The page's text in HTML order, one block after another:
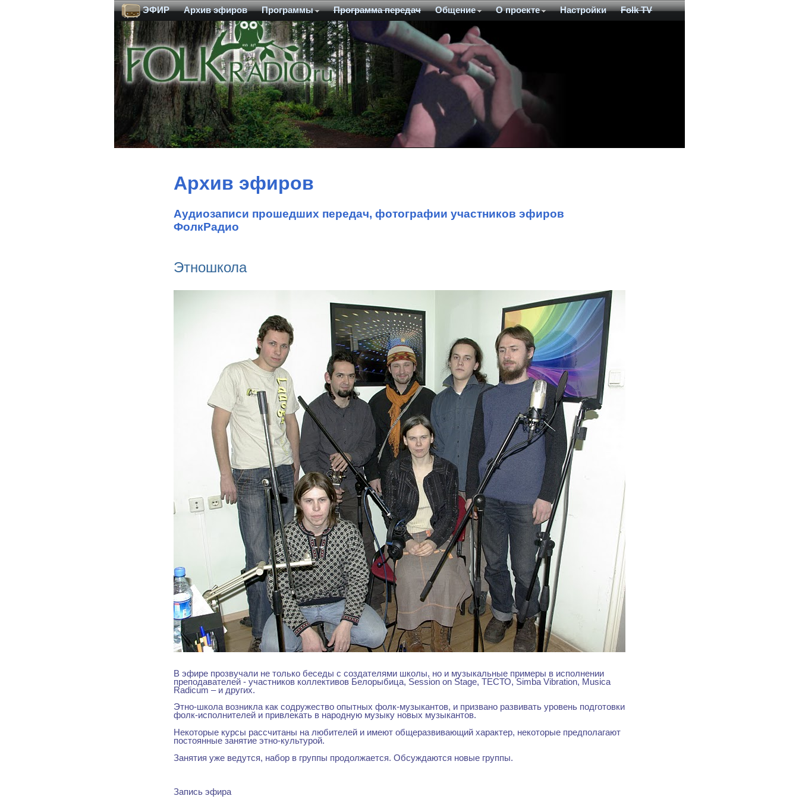
ЭФИР Архив эфиров Программы Программа передач Общение О проекте Настройки Folk TV
Архив эфиров
Аудиозаписи прошедших передач, фотографии участников эфиров
ФолкРадио
Этношкола
В эфире прозвучали не только беседы с создателями школы, но и музыкальные примеры в исполнении
преподавателей - участников коллективов Белорыбица, Session on Stage, ТЕСТО, Simba Vibration, Musica
Radicum – и других.
Этно-школа возникла как содружество опытных фолк-музыкантов, и призвано развивать уровень подготовки
фолк-исполнителей и привлекать в народную музыку новых музыкантов.
Некоторые курсы рассчитаны на любителей и имеют общеразвивающий характер, некоторые предполагают
постоянные занятие этно-культурой.
Занятия уже ведутся, набор в группы продолжается. Обсуждаются новые группы.
Запись эфира